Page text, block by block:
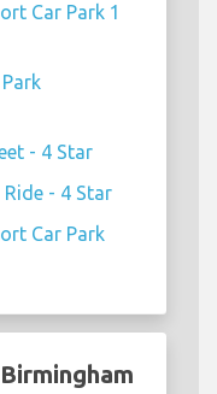
Car Park 1
- 4 Star
- 4 Star
Car Park